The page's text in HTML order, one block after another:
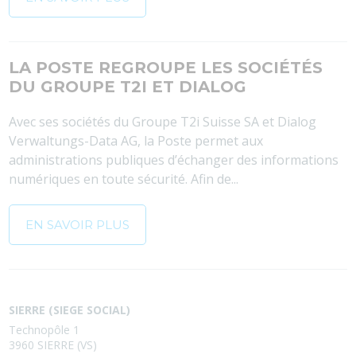
LA POSTE REGROUPE LES SOCIÉTÉS
DU GROUPE T2I ET DIALOG
Avec ses sociétés du Groupe T2i Suisse SA et Dialog
Verwaltungs-Data AG, la Poste permet aux
administrations publiques d’échanger des informations
numériques en toute sécurité. Afin de...
EN SAVOIR PLUS
SIERRE (SIEGE SOCIAL)
Technopôle 1
3960 SIERRE (VS)